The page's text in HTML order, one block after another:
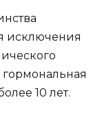
исключения
10 лет.